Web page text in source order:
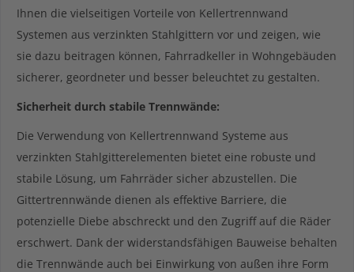
Ihnen die vielseitigen Vorteile von Kellertrennwand
Systemen aus verzinkten Stahlgittern vor und zeigen, wie
sie dazu beitragen können, Fahrradkeller in Wohngebäuden
sicherer, geordneter und besser beleuchtet zu gestalten.
Sicherheit durch stabile Trennwände:
Die Verwendung von Kellertrennwand Systeme aus
verzinkten Stahlgitterelementen bietet eine robuste und
stabile Lösung, um Fahrräder sicher abzustellen. Die
Gittertrennwände dienen als effektive Barriere, die
potenzielle Diebe abschreckt und den Zugriff auf die Räder
erschwert. Dank der widerstandsfähigen Bauweise behalten
die Trennwände auch bei Einwirkung von außen ihre Form